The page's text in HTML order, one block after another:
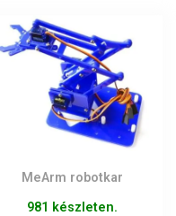
MeArm robotkar
981 készleten.